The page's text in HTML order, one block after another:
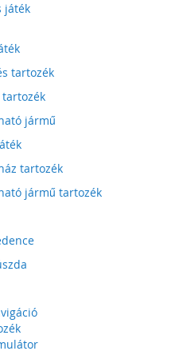
játék
tartozék
tartozék
jármű
tartozék
jármű tartozék